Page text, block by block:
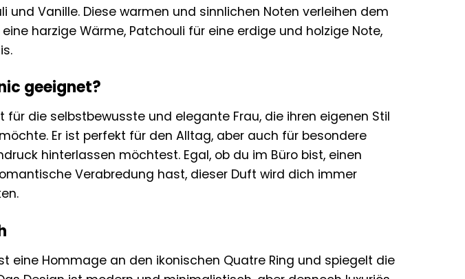
und Vanille. Diese warmen und sinnlichen Noten verleihen dem
harzige Wärme, Patchouli für eine erdige und holzige Note,
geeignet?
die selbstbewusste und elegante Frau, die ihren eigenen Stil
Er ist perfekt für den Alltag, aber auch für besondere
hinterlassen möchtest. Egal, ob du im Büro bist, einen
Verabredung hast, dieser Duft wird dich immer
eine Hommage an den ikonischen Quatre Ring und spiegelt die